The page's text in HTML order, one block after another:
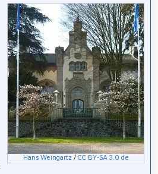
Hans Weingartz / CC BY-SA 3.0 de